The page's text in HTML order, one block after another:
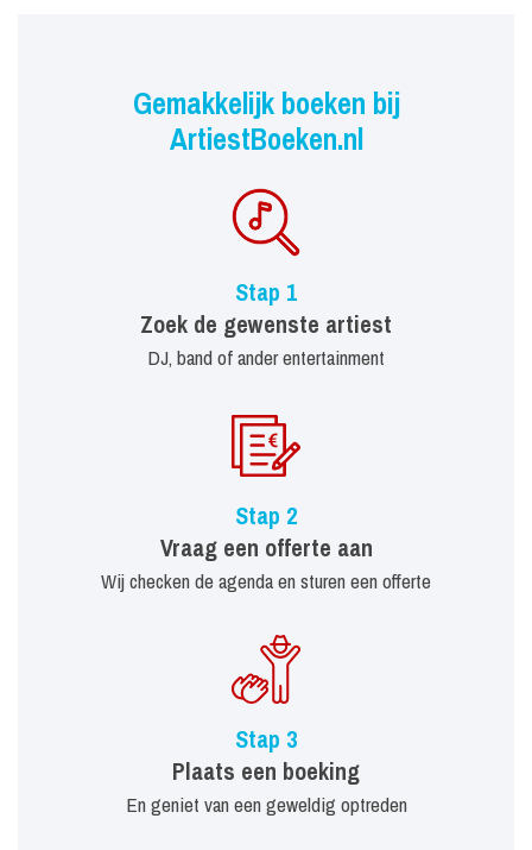
Gemakkelijk boeken bij
ArtiestBoeken.nl
Stap 1
Zoek de gewenste artiest
DJ, band of ander entertainment
Stap 2
Vraag een offerte aan
Wij checken de agenda en sturen een offerte
Stap 3
Plaats een boeking
En geniet van een geweldig optreden